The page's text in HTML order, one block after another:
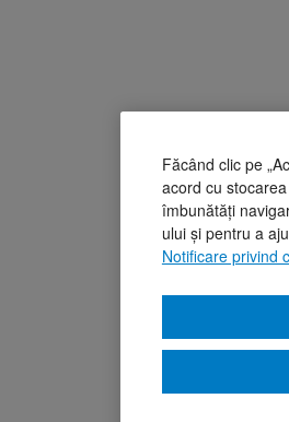
Făcând clic pe
acord cu
îmbunătăți
ului și pentru a
Notificare privind